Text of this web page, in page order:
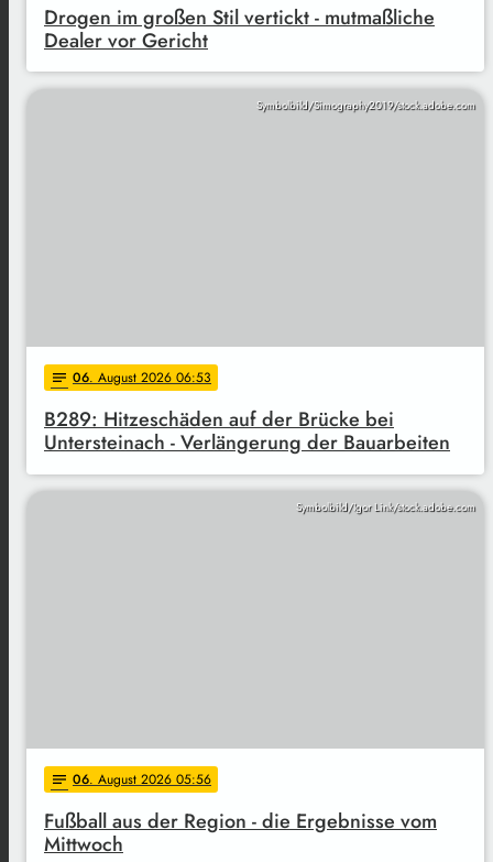
Drogen im großen Stil vertickt - mutmaßliche
Dealer vor Gericht
Symbolbild/Simography2019/stock.adobe.com
notes 06. August 2026 06:53
B289: Hitzeschäden auf der Brücke bei
Untersteinach - Verlängerung der Bauarbeiten
Symbolbild/Igor Link/stock.adobe.com
notes 06. August 2026 05:56
Fußball aus der Region - die Ergebnisse vom
Mittwoch